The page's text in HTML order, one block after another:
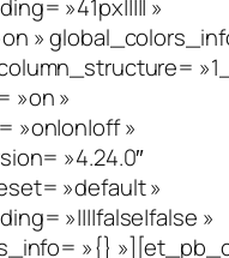
»41px||||| »
»
»on »
»on|on|off »
»4.24.0″
»default »
»||||false|false »
»{}